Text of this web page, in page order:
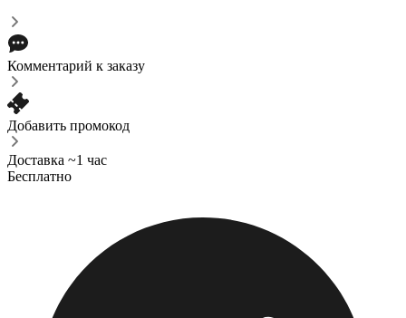
Комментарий к заказу
Добавить промокод
Доставка ~1 час
Бесплатно